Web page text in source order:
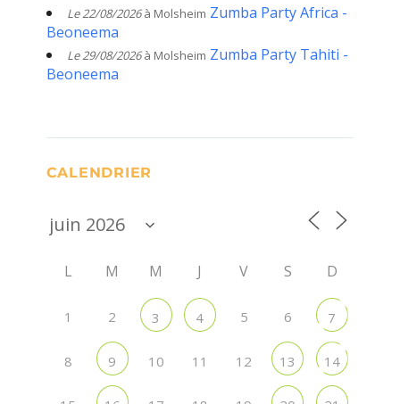
Le 22/08/2026à Molsheim Zumba Party Africa -
Beoneema
Le 29/08/2026à Molsheim Zumba Party Tahiti -
Beoneema
CALENDRIER
L M M J V S D
1 2 3 4 5 6 7
8 9 10 11 12 13 14